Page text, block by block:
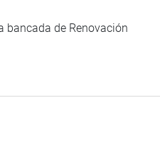
José María Arguedas
quienes ataviados de sus
de la marinera norteña
bancada de Renovación